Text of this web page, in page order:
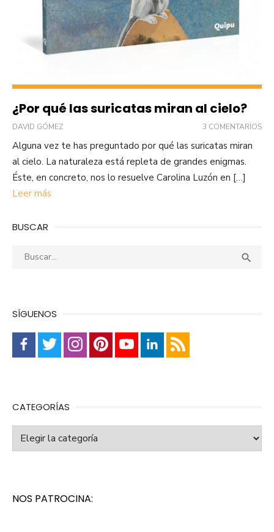
¿Por qué las suricatas miran al cielo?
DAVID GÓMEZ 3 COMENTARIOS
Alguna vez te has preguntado por qué las suricatas miran
al cielo. La naturaleza está repleta de grandes enigmas.
Éste, en concreto, nos lo resuelve Carolina Luzón en […]
Leer más
BUSCAR
Buscar: 
SÍGUENOS
CATEGORÍAS
Categorías
NOS PATROCINA: